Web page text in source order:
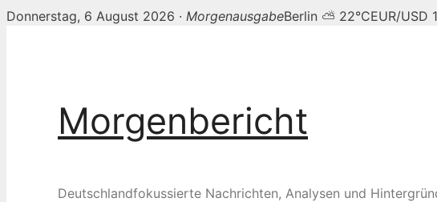
Donnerstag, 6 August 2026 · MorgenausgabeBerlin ⛅ 22°CEUR/USD
Morgenbericht
Deutschlandfokussierte Nachrichten, Analysen und